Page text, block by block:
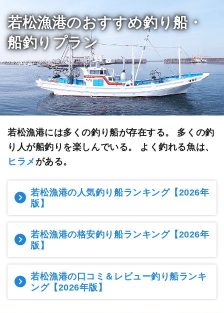
若松漁港のおすすめ釣り船・
船釣りプラン
若松漁港には多くの釣り船が存在する。 多くの釣
り人が船釣りを楽しんでいる。 よく釣れる魚は、
ヒラメ がある。
若松漁港の人気釣り船ランキング【2026年
版】
若松漁港の格安釣り船ランキング【2026年
版】
若松漁港の口コミ＆レビュー釣り船ランキ
ング【2026年版】